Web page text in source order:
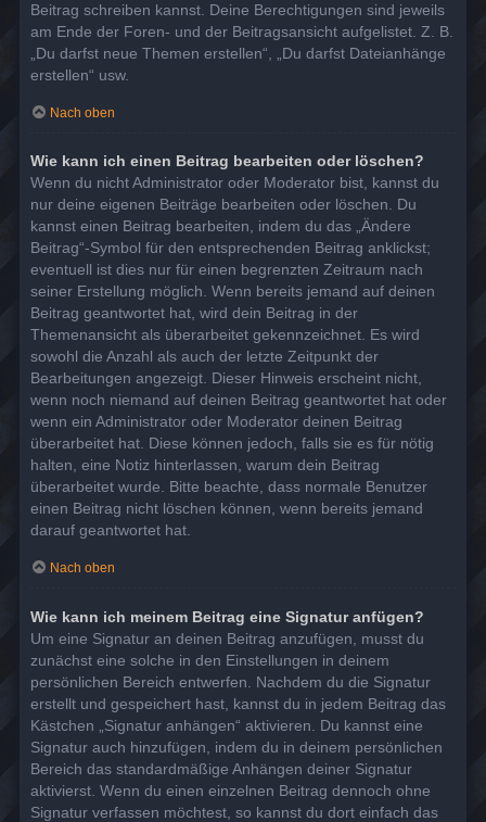
Beitrag schreiben kannst. Deine Berechtigungen sind jeweils
am Ende der Foren- und der Beitragsansicht aufgelistet. Z. B.
„Du darfst neue Themen erstellen“, „Du darfst Dateianhänge
erstellen“ usw.
Nach oben
Wie kann ich einen Beitrag bearbeiten oder löschen?
Wenn du nicht Administrator oder Moderator bist, kannst du
nur deine eigenen Beiträge bearbeiten oder löschen. Du
kannst einen Beitrag bearbeiten, indem du das „Ändere
Beitrag“-Symbol für den entsprechenden Beitrag anklickst;
eventuell ist dies nur für einen begrenzten Zeitraum nach
seiner Erstellung möglich. Wenn bereits jemand auf deinen
Beitrag geantwortet hat, wird dein Beitrag in der
Themenansicht als überarbeitet gekennzeichnet. Es wird
sowohl die Anzahl als auch der letzte Zeitpunkt der
Bearbeitungen angezeigt. Dieser Hinweis erscheint nicht,
wenn noch niemand auf deinen Beitrag geantwortet hat oder
wenn ein Administrator oder Moderator deinen Beitrag
überarbeitet hat. Diese können jedoch, falls sie es für nötig
halten, eine Notiz hinterlassen, warum dein Beitrag
überarbeitet wurde. Bitte beachte, dass normale Benutzer
einen Beitrag nicht löschen können, wenn bereits jemand
darauf geantwortet hat.
Nach oben
Wie kann ich meinem Beitrag eine Signatur anfügen?
Um eine Signatur an deinen Beitrag anzufügen, musst du
zunächst eine solche in den Einstellungen in deinem
persönlichen Bereich entwerfen. Nachdem du die Signatur
erstellt und gespeichert hast, kannst du in jedem Beitrag das
Kästchen „Signatur anhängen“ aktivieren. Du kannst eine
Signatur auch hinzufügen, indem du in deinem persönlichen
Bereich das standardmäßige Anhängen deiner Signatur
aktivierst. Wenn du einen einzelnen Beitrag dennoch ohne
Signatur verfassen möchtest, so kannst du dort einfach das